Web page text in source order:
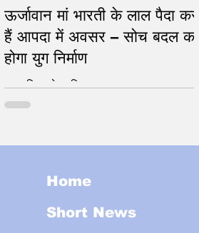
ऊर्जावान मां भारती के लाल पैदा करते
हैं आपदा में अवसर – सोच बदल कर
होगा युग निर्माण
युवाशक्ति - देशशक्ति
Home
Short News